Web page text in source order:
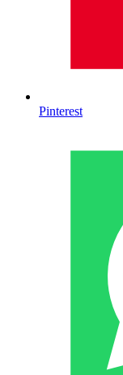
Pinterest